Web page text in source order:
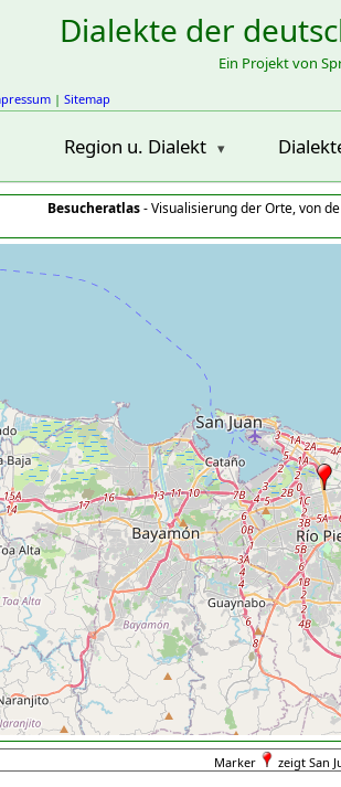
Dialekte der
Ein Projekt von
| Sitemap
Region u. Dialekt
Besucheratlas- Visualisierung der Orte, von
Marker zeigt San